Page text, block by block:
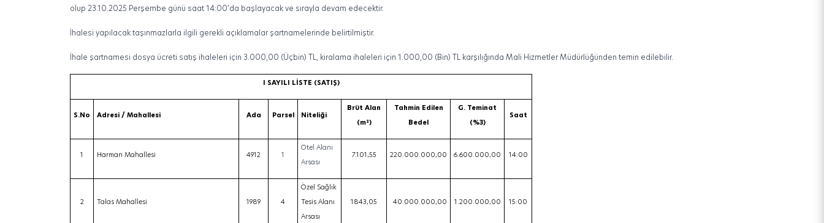
olup 23.10.2025 Perşembe günü saat 14:00’da başlayacak ve sırayla devam edecektir.
İhalesi yapılacak taşınmazlarla ilgili gerekli açıklamalar şartnamelerinde belirtilmiştir.
İhale şartnamesi dosya ücreti satış ihaleleri için 3.000,00 (Üçbin) TL, kiralama ihaleleri için 1.000,00 (Bin) TL karşılığında Mali Hizmetler Müdürlüğünden temin edilebilir.
I SAYILI LİSTE (SATIŞ)
S.No Adresi / Mahallesi Ada Parsel Niteliği
Brüt Alan
(m²)
Tahmin Edilen
Bedel
G. Teminat
(%3)
Saat
1 Harman Mahallesi 4912 1
Otel Alanı
Arsası
7.101,55 220.000.000,00 6.600.000,00 14:00
2 Talas Mahallesi 1989 4
Özel Sağlık
Tesis Alanı
Arsası
1843,05 40.000.000,00 1.200.000,00 15:00